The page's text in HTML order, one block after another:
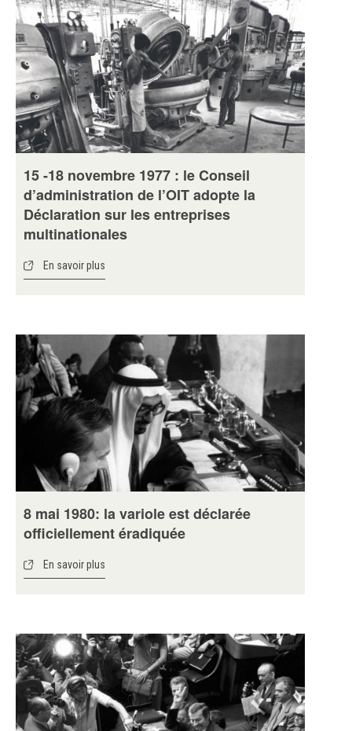
15 -18 novembre 1977 : le Conseil
d’administration de l’OIT adopte la
Déclaration sur les entreprises
multinationales
En savoir plus
8 mai 1980: la variole est déclarée
officiellement éradiquée
En savoir plus